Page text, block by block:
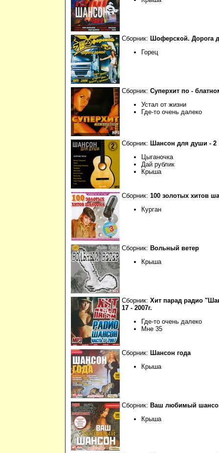
Сборник: Шоферской. Дорога
Горец
Сборник: Суперхит по -
Устал от жизни
Где-то очень далеко
Сборник: Шансон для души - 2
Цыганочка
Дай рублик
Крыша
Сборник: 100 золотых хитов
Курган
Сборник: Вольный ветер
Крыша
Сборник: Хит парад радио
17 - 2007г.
Где-то очень далеко
Мне 35
Сборник: Шансон года
Крыша
Сборник: Ваш любимый
Крыша